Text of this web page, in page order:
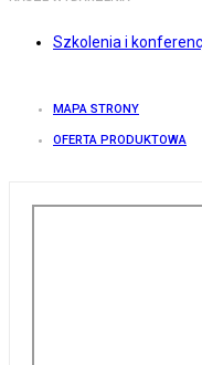
Szkolenia i
MAPA STRONY
OFERTA PRODUKTOWA